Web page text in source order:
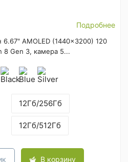
Подробнее
AMOLED (1440x3200) 120
8 Gen 3, камера 5...
12Гб/256Гб
12Гб/512Гб
В корзину